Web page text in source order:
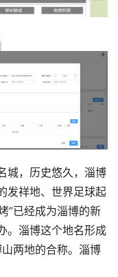
，历史悠久，淄博
发祥地、世界足球起
”已经成为淄博的新
。淄博这个地名形成
两地的合称。淄博